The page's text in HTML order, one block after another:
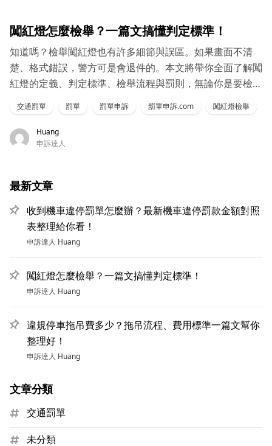
闖紅燈怎麼檢舉？一篇文搞懂判定標準！
知道嗎？檢舉闖紅燈也有許多細節與誤區。如果畫面不清
楚、格式錯誤，警方可是會退件的。本文將帶你全面了解闖
紅燈的定義、判定標準、檢舉流程與罰則，無論你是要檢舉
交通罰單 罰單 罰單申訴 罰單申訴.com 闖紅燈檢舉
Huang
申訴達人
最新文章
收到機車違停罰單怎麼辦？最新機車違停罰款金額對照
表整理給你看！
申訴達人 Huang
闖紅燈怎麼檢舉？一篇文搞懂判定標準！
申訴達人 Huang
違規停車拖吊費多少？拖吊流程、費用標準一篇文幫你
整理好！
申訴達人 Huang
文章分類
交通罰單
未分類